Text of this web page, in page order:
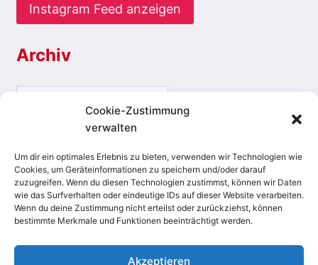
Cookie-Zustimmung
verwalten
Um dir ein optimales Erlebnis zu bieten, verwenden wir Technologien wie
Cookies, um Geräteinformationen zu speichern und/oder darauf
zuzugreifen. Wenn du diesen Technologien zustimmst, können wir Daten
wie das Surfverhalten oder eindeutige IDs auf dieser Website verarbeiten.
Wenn du deine Zustimmung nicht erteilst oder zurückziehst, können
bestimmte Merkmale und Funktionen beeinträchtigt werden.
Akzeptieren
Instagram Feed anzeigen
Archiv
Archiv
Datenschutzerklärung
Cookie-Richtlinie (EU)
Kontakt
Impressum
Besucht uns auf Instagram